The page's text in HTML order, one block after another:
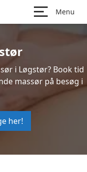
Menu
i Løgstør? Book tid
massør på besøg i
her!